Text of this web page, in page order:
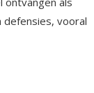
defensies, vooral